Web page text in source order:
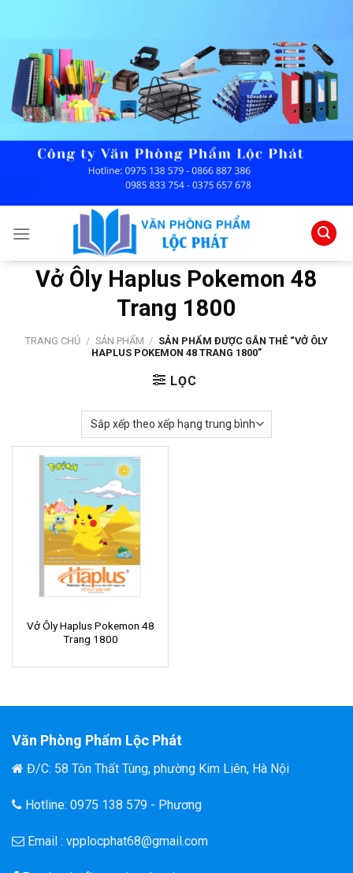
content
Vở Ôly Haplus Pokemon 48
Trang 1800
TRANG CHỦ / SẢN PHẨM / SẢN PHẨM ĐƯỢC GẮN THẺ “VỞ ÔLY
HAPLUS POKEMON 48 TRANG 1800”
LỌC
Vở Ôly Haplus Pokemon 48
Trang 1800
Văn Phòng Phẩm Lộc Phát
Đ/C: 58 Tôn Thất Tùng, phường Kim Liên, Hà Nội
Hotline: 0975 138 579 - Phương
Email : vpplocphat68@gmail.com